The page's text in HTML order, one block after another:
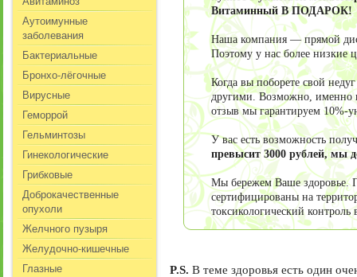
Аутоимунные
заболевания
Бактериальные
Бронхо-лёгочные
Вирусные
Геморрой
Гельминтозы
Гинекологические
Грибковые
Доброкачественные
опухоли
Желчного пузыря
Желудочно-кишечные
Глазные
Витаминный В ПОДАРОК!
Наша компания — прямой
Поэтому у нас более низкие
Когда вы поборете свой
другими. Возможно, именно
отзыв мы гарантируем 10%-
У вас есть возможность
превысит 3000 рублей, мы
Мы бережем Ваше здоровье.
сертифицированы на
токсикологический контроль
P.S. В теме здоровья есть один